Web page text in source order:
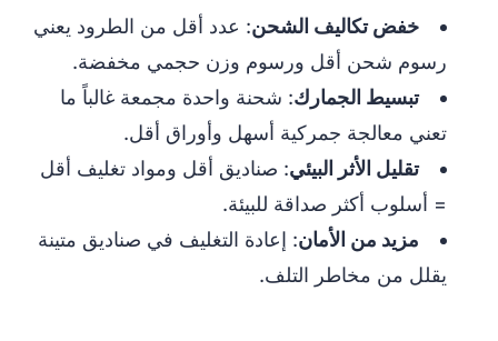
خفض تكاليف الشحن: عدد أقل من الطرود يعني
رسوم شحن أقل ورسوم وزن حجمي مخفضة.
تبسيط الجمارك: شحنة واحدة مجمعة غالباً ما
تعني معالجة جمركية أسهل وأوراق أقل.
تقليل الأثر البيئي: صناديق أقل ومواد تغليف أقل
= أسلوب أكثر صداقة للبيئة.
مزيد من الأمان: إعادة التغليف في صناديق متينة
يقلل من مخاطر التلف.